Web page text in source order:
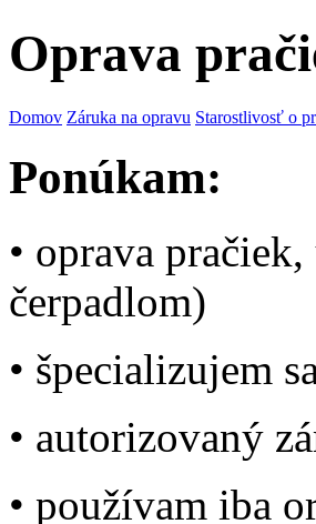
Oprava
Domov Záruka na opravu Starostlivosť o
Ponúkam:
• oprava
čerpadlom)
• špecializujem
• autorizovaný
• používam iba